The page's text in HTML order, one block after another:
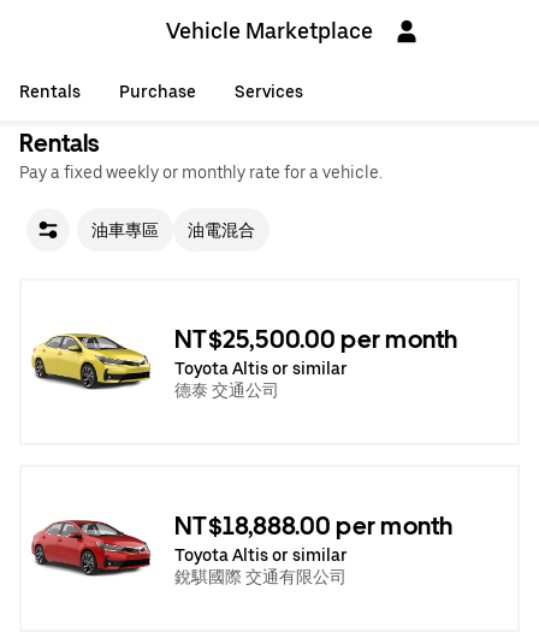
Vehicle Marketplace
Rentals Purchase Services
Rentals
Pay a fixed weekly or monthly rate for a vehicle.
油車專區 油電混合
NT$25,500.00 per month
Toyota Altis or similar
德泰 交通公司
NT$18,888.00 per month
Toyota Altis or similar
銳騏國際 交通有限公司